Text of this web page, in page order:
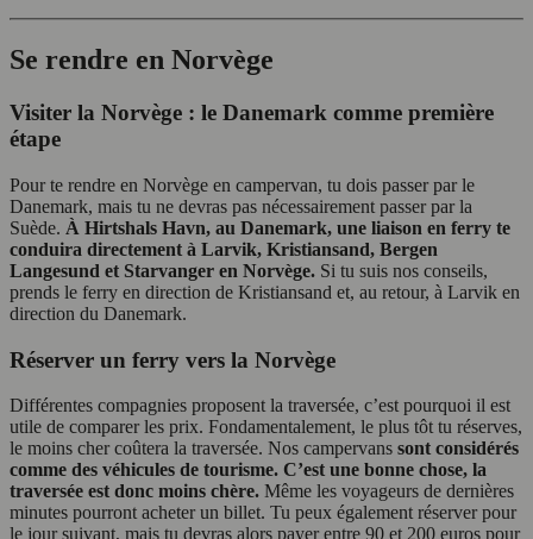
Se rendre en Norvège
Visiter la Norvège : le Danemark comme première
étape
Pour te rendre en Norvège en campervan, tu dois passer par le
Danemark, mais tu ne devras pas nécessairement passer par la
Suède. À Hirtshals Havn, au Danemark, une liaison en ferry te
conduira directement à Larvik, Kristiansand, Bergen
Langesund et Starvanger en Norvège. Si tu suis nos conseils,
prends le ferry en direction de Kristiansand et, au retour, à Larvik en
direction du Danemark.
Réserver un ferry vers la Norvège
Différentes compagnies proposent la traversée, c’est pourquoi il est
utile de comparer les prix. Fondamentalement, le plus tôt tu réserves,
le moins cher coûtera la traversée. Nos campervans sont considérés
comme des véhicules de tourisme. C’est une bonne chose, la
traversée est donc moins chère. Même les voyageurs de dernières
minutes pourront acheter un billet. Tu peux également réserver pour
le jour suivant, mais tu devras alors payer entre 90 et 200 euros pour